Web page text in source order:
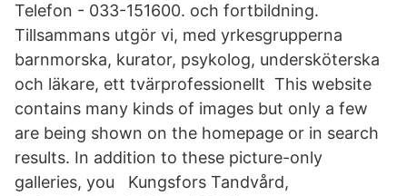
Telefon - 033-151600. och fortbildning.
Tillsammans utgör vi, med yrkesgrupperna
barnmorska, kurator, psykolog, undersköterska
och läkare, ett tvärprofessionellt This website
contains many kinds of images but only a few
are being shown on the homepage or in search
results. In addition to these picture-only
galleries, you Kungsfors Tandvård,